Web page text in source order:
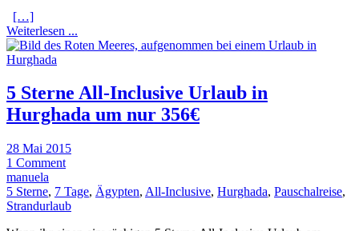
[…]
Weiterlesen ...
5 Sterne All-Inclusive Urlaub in
Hurghada um nur 356€
28 Mai 2015
1 Comment
manuela
5 Sterne, 7 Tage, Ägypten, All-Inclusive, Hurghada, Pauschalreise,
Strandurlaub